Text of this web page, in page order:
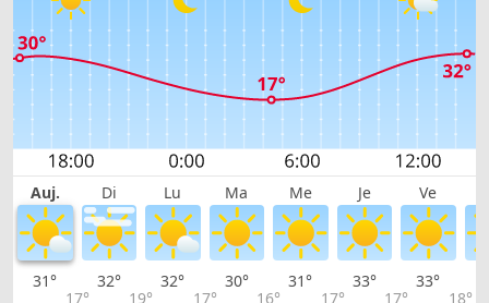
Auj. Di Lu Ma Me Je Ve
31°
17°
32°
19°
32°
17°
30°
16°
31°
17°
33°
17°
33°
18°